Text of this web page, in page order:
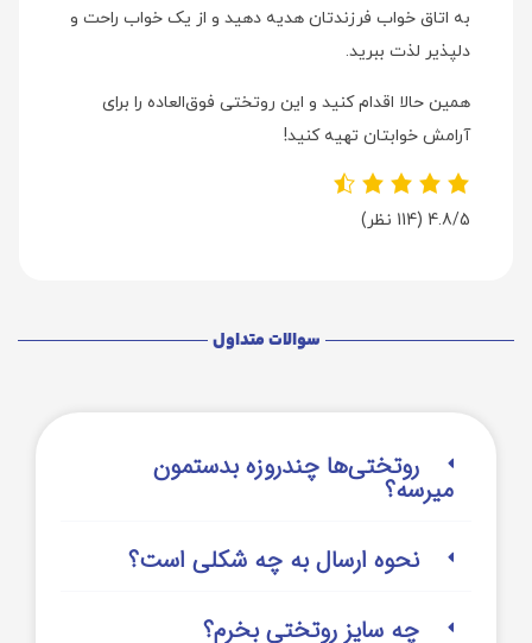
به اتاق خواب فرزندتان هدیه دهید و از یک خواب راحت و
دلپذیر لذت ببرید.
همین حالا اقدام کنید و این روتختی فوق‌العاده را برای
آرامش خوابتان تهیه کنید!
4.8/5 (114 نظر)
سوالات متداول
روتختی‌‌ها چندروزه بدستمون
میرسه؟
نحوه ارسال به چه شکلی است؟
چه سایز روتختی بخرم؟